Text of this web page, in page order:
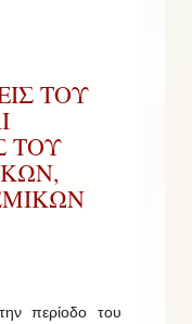
ΤΟΥ
ΤΟΥ
περίοδο του